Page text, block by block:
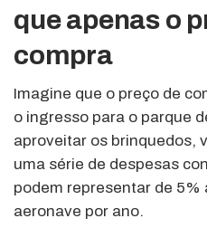
que apenas o
compra
Imagine que o preço de
o ingresso para o parque
aproveitar os brinquedos,
uma série de despesas
podem representar de 5%
aeronave por ano.